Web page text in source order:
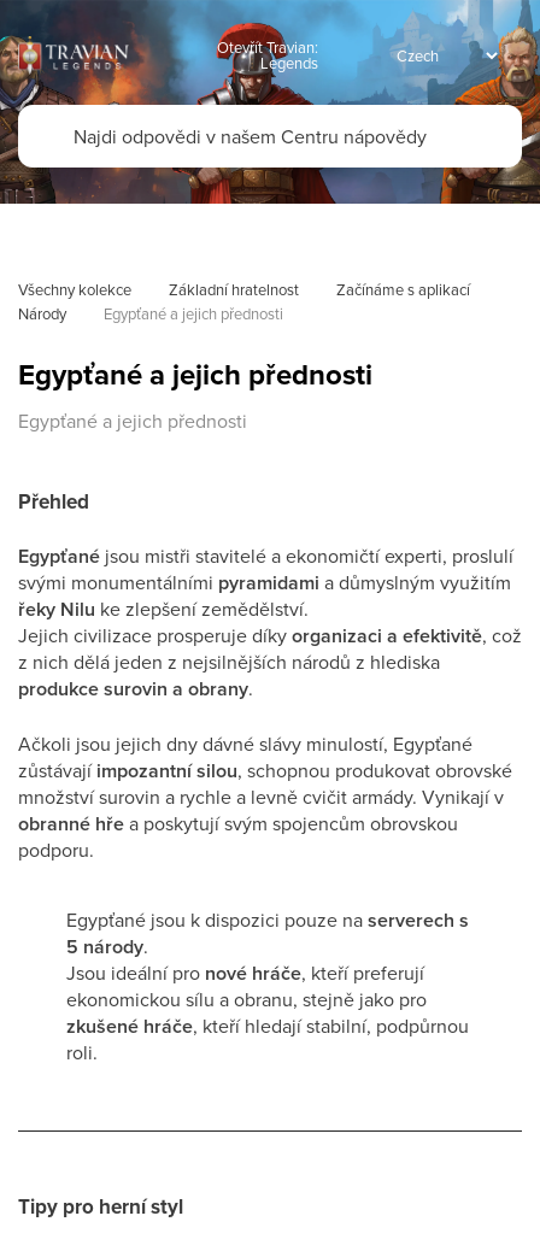
Otevřít Travian:
Legends
Všechny kolekce Základní hratelnost
Začínáme s aplikací
Národy
Egypťané a jejich přednosti
Egypťané a jejich přednosti
Egypťané a jejich přednosti
Přehled
Egypťané jsou mistři stavitelé a ekonomičtí experti, proslulí
svými monumentálními pyramidami a důmyslným využitím
řeky Nilu ke zlepšení zemědělství.
Jejich civilizace prosperuje díkyorganizaci a efektivitě, což
z nich dělá jeden z nejsilnějších národů z hlediska
produkce surovin a obrany.
Ačkoli jsou jejich dny dávné slávy minulostí, Egypťané
zůstávajíimpozantní silou, schopnou produkovat obrovské
množství surovin a rychle a levně cvičit armády. Vynikají v
obranné hřea poskytují svým spojencům obrovskou
podporu.
Egypťané jsou k dispozici pouze naserverech s
5 národy.
Jsou ideální pro nové hráče, kteří preferují
ekonomickou sílu a obranu, stejně jako pro
zkušené hráče, kteří hledají stabilní, podpůrnou
roli.
Tipy pro herní styl